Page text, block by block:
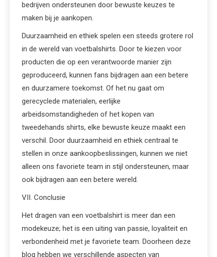
bedrijven ondersteunen door bewuste keuzes te
maken bij je aankopen.
Duurzaamheid en ethiek spelen een steeds grotere rol
in de wereld van voetbalshirts. Door te kiezen voor
producten die op een verantwoorde manier zijn
geproduceerd, kunnen fans bijdragen aan een betere
en duurzamere toekomst. Of het nu gaat om
gerecyclede materialen, eerlijke
arbeidsomstandigheden of het kopen van
tweedehands shirts, elke bewuste keuze maakt een
verschil. Door duurzaamheid en ethiek centraal te
stellen in onze aankoopbeslissingen, kunnen we niet
alleen ons favoriete team in stijl ondersteunen, maar
ook bijdragen aan een betere wereld.
VII. Conclusie
Het dragen van een voetbalshirt is meer dan een
modekeuze; het is een uiting van passie, loyaliteit en
verbondenheid met je favoriete team. Doorheen deze
blog hebben we verschillende aspecten van